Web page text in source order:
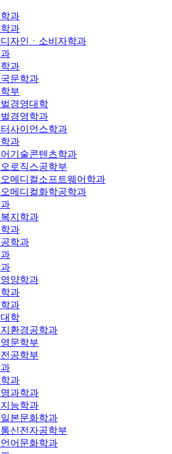
과
과
자인ㆍ소비자학과
과
문학과
부
경영대학
경영학과
사이언스학과
과
기술콘텐츠학과
로직스공학부
메디컬소프트웨어학과
메디컬화학공학과
지학과
과
학과
양학과
과
과
학
환경공학과
문학부
공학부
과
과학과
능학과
본문화학과
신전자공학부
어문화학과